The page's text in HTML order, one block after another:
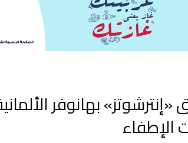
بهانوفر
الإطفاء